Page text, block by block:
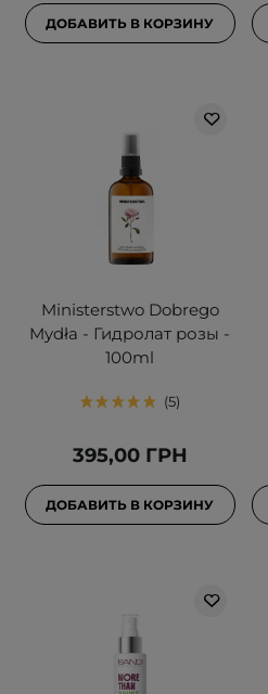
ДОБАВИТЬ В КОРЗИНУ
Ministerstwo Dobrego
Mydła - Гидролат розы -
100ml
5
395,00 ГРН
ДОБАВИТЬ В КОРЗИНУ